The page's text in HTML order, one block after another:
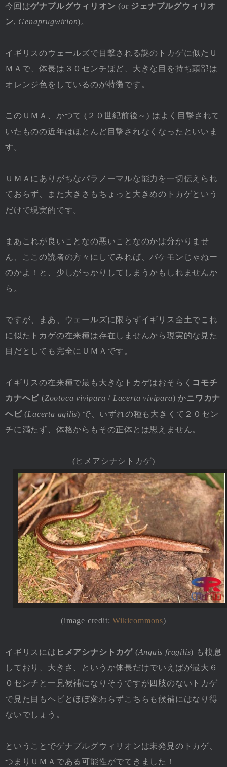
今回はゲナプルグウィリオン (or ジェナプルグウィリオ
ン, Genaprugwirion)。
イギリスのウェールズで目撃される謎のトカゲに似たＵ
ＭＡで、体長は３０センチほど、大きな目を持ち頭部は
オレンジ色をしているのが特徴です。
このＵＭＡ、かつて (２０世紀前後～) はよく目撃されて
いたものの近年はほとんど目撃されなくなったといいま
す。
ＵＭＡにありがちなパラノーマルな能力を一切伝えられ
ておらず、また大きさもちょっと大きめのトカゲという
だけで現実的です。
まあこれが良いことなの悪いことなのかは分かりませ
ん、ここの読者の方々にしてみれば、バケモンじゃねー
のかよ！と、少しがっかりしてしまうかもしれませんか
ら。
ですが、まあ、ウェールズに限らずイギリス全土でこれ
に似たトカゲの在来種は存在しませんから現実的な見た
目だとしても完全にＵＭＡです。
イギリスの在来種で最も大きなトカゲはおそらく コモチ
カナヘビ (Zootoca vivipara / Lacerta vivipara) かニワカナ
ヘビ(Lacerta agilis) で、いずれの種も大きくて２０セン
チに満たず、体格からもその正体とは思えません。
(ヒメアシナシトカゲ)
(image credit:Wikicommons)
イギリスには ヒメアシナシトカゲ(Anguis fragilis) も棲息
しており、大きさ、というか体長だけでいえばが最大６
０センチと一見候補になりそうですが四肢のないトカゲ
で見た目もヘビとほぼ変わらずこちらも候補にはなり得
ないでしょう。
ということでゲナプルグウィリオンは未発見のトカゲ、
つまりＵＭＡである可能性がでてきました！